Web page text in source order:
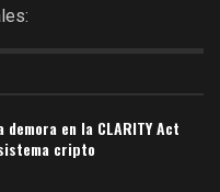
en la CLARITY Act
cripto